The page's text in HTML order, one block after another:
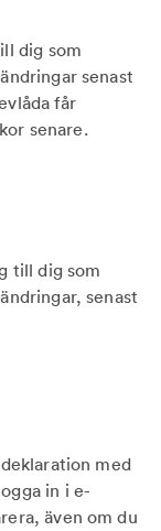
dig som
senast
får
senare.
till dig som
senast
med
in i e-
även om du